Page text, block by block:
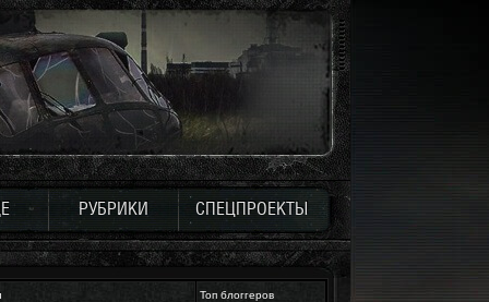
РУБРИКИ СПЕЦПРОЕКТЫ
Топ блоггеров